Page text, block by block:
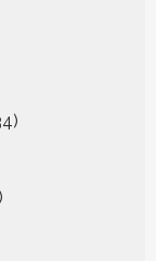
producten
producten